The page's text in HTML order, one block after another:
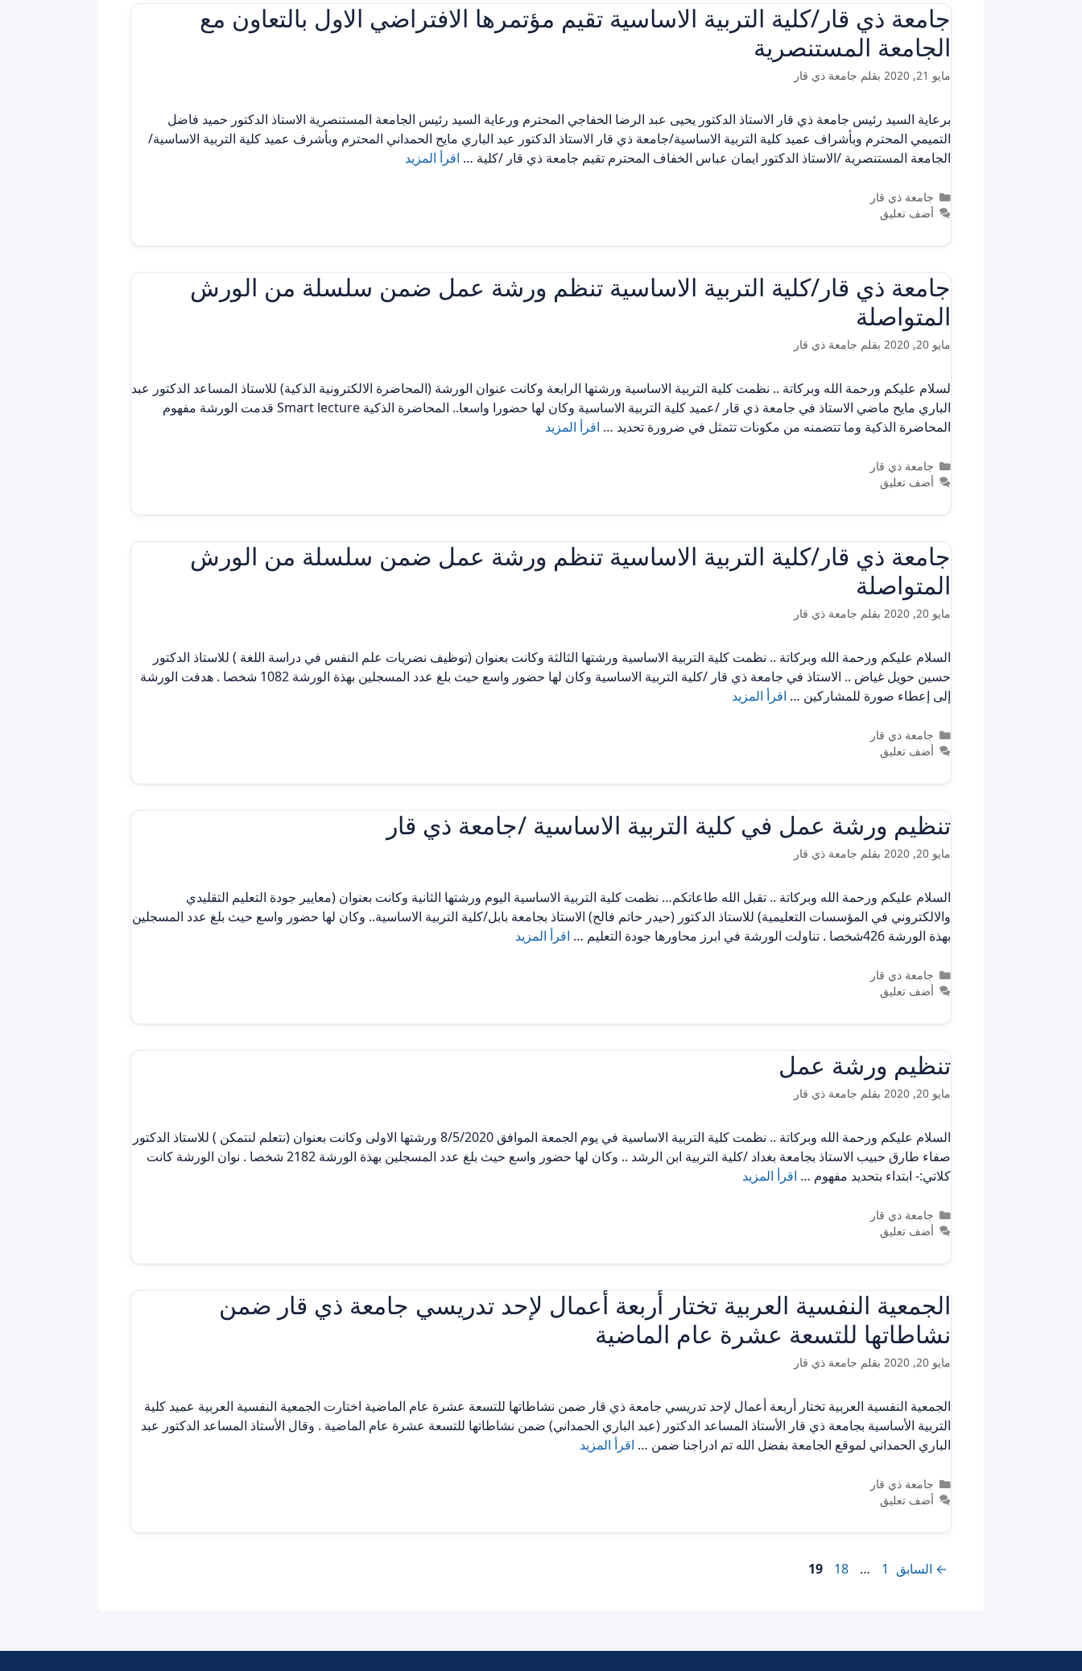
جامعة ذي قار/كلية التربية الاساسية تقيم مؤتمرها الافتراضي الاول بالتعاون مع
الجامعة المستنصرية
مايو 21, 2020 بقلم جامعة ذي قار
برعاية السيد رئيس جامعة ذي قار الاستاذ الدكتور يحيى عبد الرضا الخفاجي المحترم ورعاية السيد رئيس الجامعة المستنصرية الاستاذ الدكتور حميد فاضل
التميمي المحترم وبأشراف عميد كلية التربية الاساسية/جامعة ذي قار الاستاذ الدكتور عبد الباري مايح الحمداني المحترم وبأشرف عميد كلية التربية الاساسية/
الجامعة المستنصرية /الاستاذ الدكتور ايمان عباس الخفاف المحترم تقيم جامعة ذي قار /كلية … اقرأ المزيد
التصنيفات
جامعة ذي قار
أضف تعليق
جامعة ذي قار/كلية التربية الاساسية تنظم ورشة عمل ضمن سلسلة من الورش
المتواصلة
مايو 20, 2020 بقلم جامعة ذي قار
لسلام عليكم ورحمة الله وبركاتة .. نظمت كلية التربية الاساسية ورشتها الرابعة وكانت عنوان الورشة (المحاضرة الالكترونية الذكية) للاستاذ المساعد الدكتور عبد
الباري مايح ماضي الاستاذ في جامعة ذي قار /عميد كلية التربية الاساسية وكان لها حضورا واسعا.. المحاضرة الذكية Smart lecture قدمت الورشة مفهوم
المحاضرة الذكية وما تتضمنه من مكونات تتمثل في ضرورة تحديد … اقرأ المزيد
التصنيفات
جامعة ذي قار
أضف تعليق
جامعة ذي قار/كلية التربية الاساسية تنظم ورشة عمل ضمن سلسلة من الورش
المتواصلة
مايو 20, 2020 بقلم جامعة ذي قار
السلام عليكم ورحمة الله وبركاتة .. نظمت كلية التربية الاساسية ورشتها الثالثة وكانت بعنوان (توظيف نضريات علم النفس في دراسة اللغة ) للاستاذ الدكتور
حسين حويل غياض .. الاستاذ في جامعة ذي قار /كلية التربية الاساسية وكان لها حضور واسع حيث بلغ عدد المسجلين بهذة الورشة 1082 شخصا . هدفت الورشة
إلى إعطاء صورة للمشاركين … اقرأ المزيد
التصنيفات
جامعة ذي قار
أضف تعليق
تنظيم ورشة عمل في كلية التربية الاساسية /جامعة ذي قار
مايو 20, 2020 بقلم جامعة ذي قار
السلام عليكم ورحمة الله وبركاتة .. تقبل الله طاعاتكم… نظمت كلية التربية الاساسية اليوم ورشتها الثانية وكانت بعنوان (معايير جودة التعليم التقليدي
والالكتروني في المؤسسات التعليمية) للاستاذ الدكتور (حيدر حاتم فالح) الاستاذ بجامعة بابل/كلية التربية الاساسية.. وكان لها حضور واسع حيث بلغ عدد المسجلين
بهذة الورشة 426شخصا . تناولت الورشة في ابرز محاورها جودة التعليم …
اقرأ المزيد
التصنيفات
جامعة ذي قار
أضف تعليق
تنظيم ورشة عمل
مايو 20, 2020 بقلم جامعة ذي قار
السلام عليكم ورحمة الله وبركاتة .. نظمت كلية التربية الاساسية في يوم الجمعة الموافق 8/5/2020 ورشتها الاولى وكانت بعنوان (نتعلم لنتمكن ) للاستاذ الدكتور
صفاء طارق حبيب الاستاذ بجامعة بغداد /كلية التربية ابن الرشد .. وكان لها حضور واسع حيث بلغ عدد المسجلين بهذة الورشة 2182 شخصا . نوان الورشة كانت
كلاتي:- ابتداء بتحديد مفهوم … اقرأ المزيد
التصنيفات
جامعة ذي قار
أضف تعليق
الجمعية النفسية العربية تختار أربعة أعمال لإحد تدريسي جامعة ذي قار ضمن
نشاطاتها للتسعة عشرة عام الماضية
مايو 20, 2020 بقلم جامعة ذي قار
الجمعية النفسية العربية تختار أربعة أعمال لإحد تدريسي جامعة ذي قار ضمن نشاطاتها للتسعة عشرة عام الماضية اختارت الجمعية النفسية العربية عميد كلية
التربية الأساسية بجامعة ذي قار الأستاذ المساعد الدكتور (عبد الباري الحمداني) ضمن نشاطاتها للتسعة عشرة عام الماضية . وقال الأستاذ المساعد الدكتور عبد
الباري الحمداني لموقع الجامعة بفضل الله تم ادراجنا ضمن … اقرأ المزيد
التصنيفات
جامعة ذي قار
أضف تعليق
← السابق Page
1
…
Page
18
Page
19